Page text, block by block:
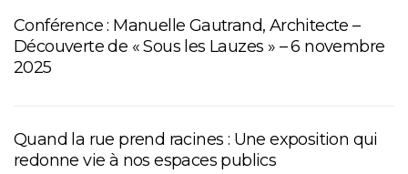
Conférence : Manuelle Gautrand, Architecte –
Découverte de « Sous les Lauzes » – 6 novembre
2025
Quand la rue prend racines : Une exposition qui
redonne vie à nos espaces publics